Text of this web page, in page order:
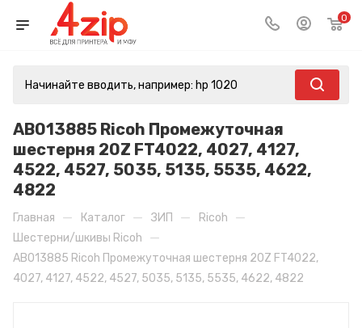
0
AB013885 Ricoh Промежуточная
шестерня 20Z FT4022, 4027, 4127,
4522, 4527, 5035, 5135, 5535, 4622,
4822
Главная — Каталог — ЗИП — Ricoh —
Шестерни/шкивы Ricoh —
AB013885 Ricoh Промежуточная шестерня 20Z FT4022,
4027, 4127, 4522, 4527, 5035, 5135, 5535, 4622, 4822